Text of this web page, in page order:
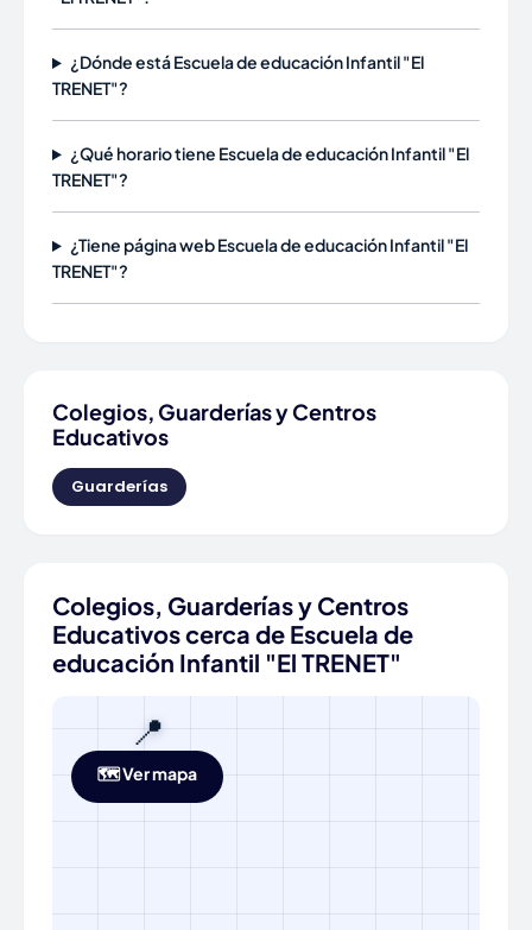
¿Dónde está Escuela de educación Infantil "El
TRENET"?
¿Qué horario tiene Escuela de educación Infantil "El
TRENET"?
¿Tiene página web Escuela de educación Infantil "El
TRENET"?
Colegios, Guarderías y Centros
Educativos
Guarderías
Colegios, Guarderías y Centros
Educativos cerca de Escuela de
educación Infantil "El TRENET"
📍
🗺️ Ver mapa